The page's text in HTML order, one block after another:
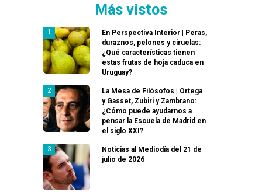
Más vistos
En Perspectiva Interior | Peras,
duraznos, pelones y ciruelas:
¿Qué características tienen
estas frutas de hoja caduca en
Uruguay?
La Mesa de Filósofos | Ortega
y Gasset, Zubiri y Zambrano:
¿Cómo puede ayudarnos a
pensar la Escuela de Madrid en
el siglo XXI?
Noticias al Mediodía del 21 de
julio de 2026